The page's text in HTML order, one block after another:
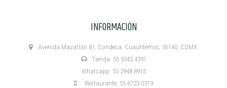
INFORMACIÓN
Avenida Mazatlán 81, Condesa, Cuauhtémoc, 06140, CDMX.
Tienda: 55 9342 4391
Whatsapp: 55 2948 8915
Restaurante: 55 6723 0319